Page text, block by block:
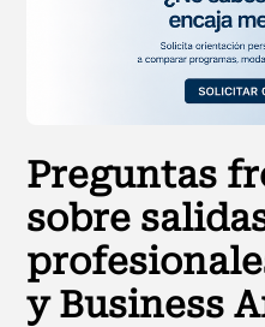
Preguntas
sobre
y Business